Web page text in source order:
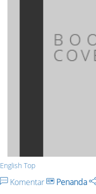
English Top
Komentar Penanda